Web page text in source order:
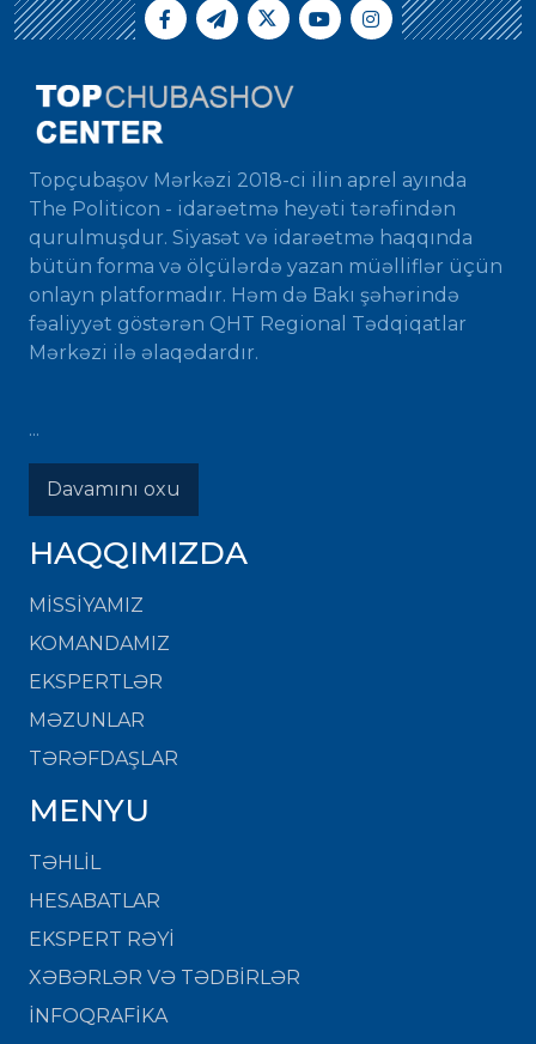
Topçubaşov Mərkəzi 2018-ci ilin aprel ayında
The Politicon - idarəetmə heyəti tərəfindən
qurulmuşdur. Siyasət və idarəetmə haqqında
bütün forma və ölçülərdə yazan müəlliflər üçün
onlayn platformadır. Həm də Bakı şəhərində
fəaliyyət göstərən QHT Regional Tədqiqatlar
Mərkəzi ilə əlaqədardır.
...
Davamını oxu
HAQQIMIZDA
MISSIYAMIZ
KOMANDAMIZ
EKSPERTLƏR
MƏZUNLAR
TƏRƏFDAŞLAR
MENYU
TƏHLİL
HESABATLAR
EKSPERT RƏYİ
XƏBƏRLƏR VƏ TƏDBİRLƏR
İNFOQRAFİKA